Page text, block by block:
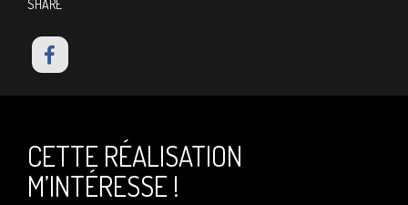
SHARE
CETTE RÉALISATION
M’INTÉRESSE !